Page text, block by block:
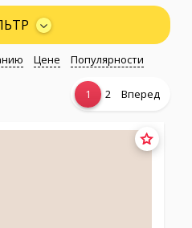
Цене Популярности
1 2 Вперед